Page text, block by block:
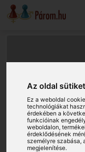
Az oldal
Ez a weboldal
technológiákat
érdekében a
funkcióinak
weboldalon,
érdeklődésének
személyre szabása,
megjelenítése.